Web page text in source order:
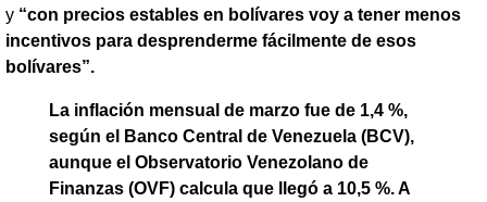
y “con precios estables en bolívares voy a tener menos
incentivos para desprenderme fácilmente de esos
bolívares”.
La inflación mensual de marzo fue de 1,4 %,
según el Banco Central de Venezuela (BCV),
aunque el Observatorio Venezolano de
Finanzas (OVF) calcula que llegó a 10,5 %. A